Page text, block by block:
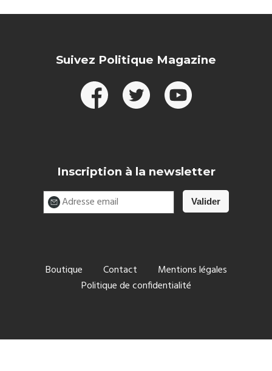
Suivez Politique Magazine
Inscription à la newsletter
Boutique Contact
Mentions légales
Politique de confidentialité